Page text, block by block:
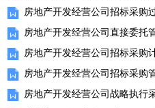
房地产开发经营公司招标采购
房地产开发经营公司直接委托
房地产开发经营公司招标采购
房地产开发经营公司招标采购
房地产开发经营公司战略执行